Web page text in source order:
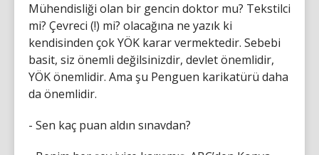
Mühendisliği olan bir gencin doktor mu? Tekstilci
mi? Çevreci (!) mi? olacağına ne yazık ki
kendisinden çok YÖK karar vermektedir. Sebebi
basit, siz önemli değilsinizdir, devlet önemlidir,
YÖK önemlidir. Ama şu Penguen karikatürü daha
da önemlidir.
- Sen kaç puan aldın sınavdan?